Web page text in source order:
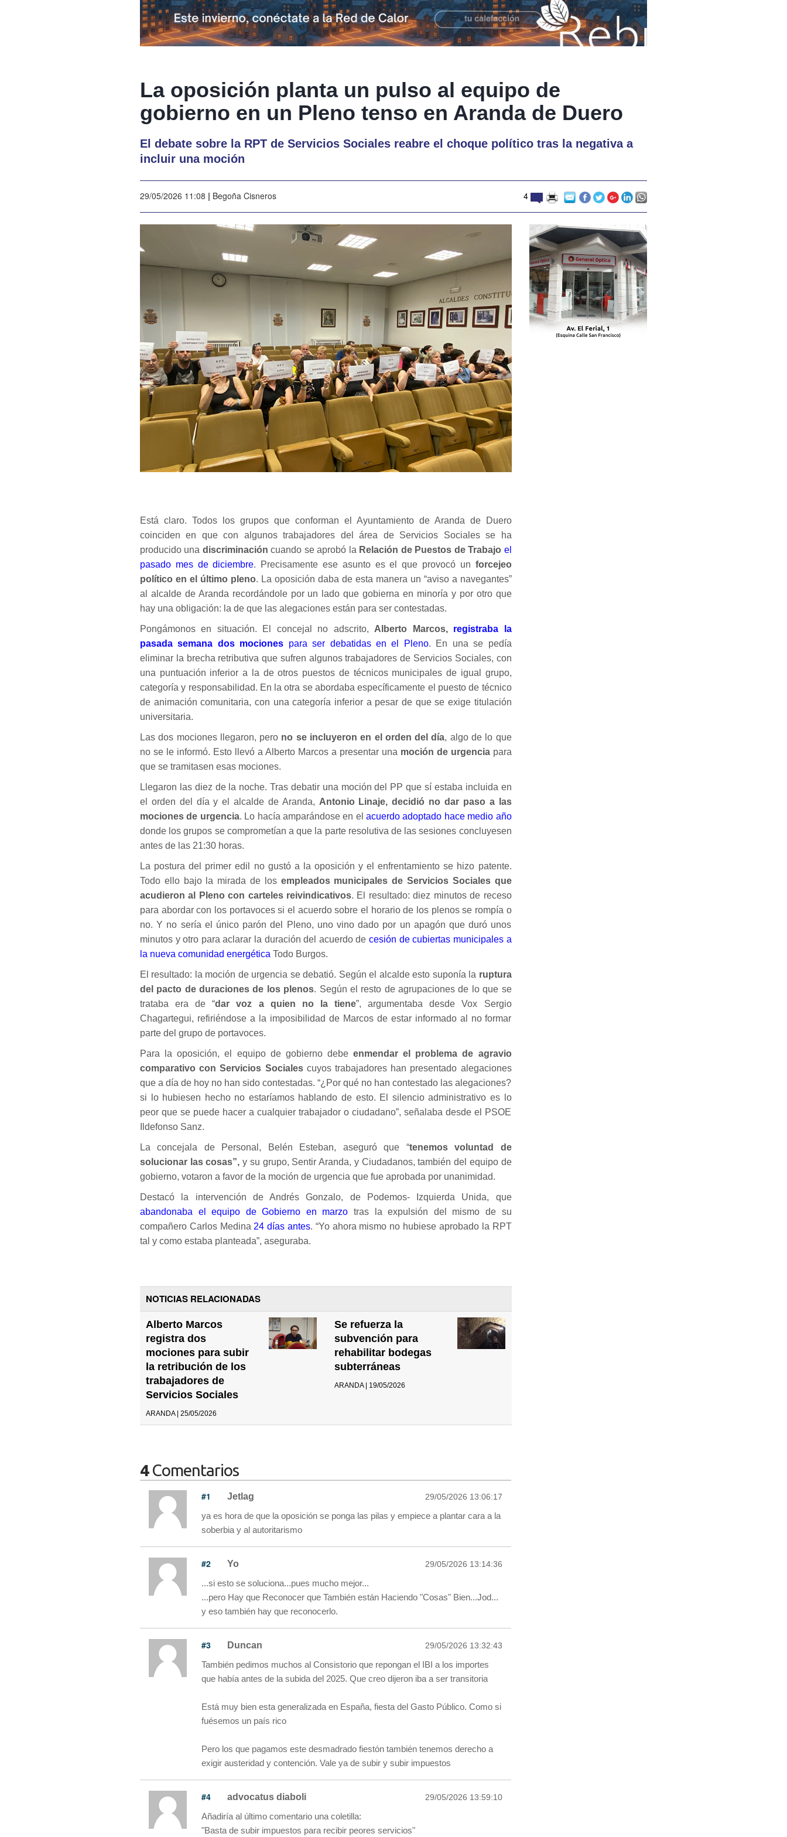
La oposición planta un pulso al equipo de
gobierno en un Pleno tenso en Aranda de Duero
El debate sobre la RPT de Servicios Sociales reabre el choque político tras la negativa a
incluir una moción
29/05/2026 11:08 | Begoña Cisneros 4
Está claro. Todos los grupos que conforman el Ayuntamiento de Aranda de Duero
coinciden en que con algunos trabajadores del área de Servicios Sociales se ha
producido una discriminación cuando se aprobó la Relación de Puestos de Trabajo el
pasado mes de diciembre. Precisamente ese asunto es el que provocó un forcejeo
político en el último pleno. La oposición daba de esta manera un “aviso a navegantes”
al alcalde de Aranda recordándole por un lado que gobierna en minoría y por otro que
hay una obligación: la de que las alegaciones están para ser contestadas.
Pongámonos en situación. El concejal no adscrito, Alberto Marcos, registraba la
pasada semana dos mociones para ser debatidas en el Pleno. En una se pedía
eliminar la brecha retributiva que sufren algunos trabajadores de Servicios Sociales, con
una puntuación inferior a la de otros puestos de técnicos municipales de igual grupo,
categoría y responsabilidad. En la otra se abordaba específicamente el puesto de técnico
de animación comunitaria, con una categoría inferior a pesar de que se exige titulación
universitaria.
Las dos mociones llegaron, pero no se incluyeron en el orden del día, algo de lo que
no se le informó. Esto llevó a Alberto Marcos a presentar una moción de urgencia para
que se tramitasen esas mociones.
Llegaron las diez de la noche. Tras debatir una moción del PP que sí estaba incluida en
el orden del día y el alcalde de Aranda, Antonio Linaje, decidió no dar paso a las
mociones de urgencia. Lo hacía amparándose en el acuerdo adoptado hace medio año
donde los grupos se comprometían a que la parte resolutiva de las sesiones concluyesen
antes de las 21:30 horas.
La postura del primer edil no gustó a la oposición y el enfrentamiento se hizo patente.
Todo ello bajo la mirada de los empleados municipales de Servicios Sociales que
acudieron al Pleno con carteles reivindicativos. El resultado: diez minutos de receso
para abordar con los portavoces si el acuerdo sobre el horario de los plenos se rompía o
no. Y no sería el único parón del Pleno, uno vino dado por un apagón que duró unos
minutos y otro para aclarar la duración del acuerdo decesión de cubiertas municipales a
la nueva comunidad energética Todo Burgos.
El resultado: la moción de urgencia se debatió. Según el alcalde esto suponía la ruptura
del pacto de duraciones de los plenos. Según el resto de agrupaciones de lo que se
trataba era de “dar voz a quien no la tiene”, argumentaba desde Vox Sergio
Chagartegui, refiriéndose a la imposibilidad de Marcos de estar informado al no formar
parte del grupo de portavoces.
Para la oposición, el equipo de gobierno debe enmendar el problema de agravio
comparativo con Servicios Socialescuyos trabajadores han presentado alegaciones
que a día de hoy no han sido contestadas. “¿Por qué no han contestado las alegaciones?
si lo hubiesen hecho no estaríamos hablando de esto. El silencio administrativo es lo
peor que se puede hacer a cualquier trabajador o ciudadano”, señalaba desde el PSOE
Ildefonso Sanz.
La concejala de Personal, Belén Esteban, aseguró que “tenemos voluntad de
solucionar las cosas”, y su grupo, Sentir Aranda, y Ciudadanos, también del equipo de
gobierno, votaron a favor de la moción de urgencia que fue aprobada por unanimidad.
Destacó la intervención de Andrés Gonzalo, de Podemos- Izquierda Unida, que
abandonaba el equipo de Gobierno en marzo tras la expulsión del mismo de su
compañero Carlos Medina 24 días antes. “Yo ahora mismo no hubiese aprobado la RPT
tal y como estaba planteada”, aseguraba.
NOTICIAS RELACIONADAS
Alberto Marcos
registra dos
mociones para subir
la retribución de los
trabajadores de
Servicios Sociales
ARANDA | 25/05/2026
Se refuerza la
subvención para
rehabilitar bodegas
subterráneas
ARANDA | 19/05/2026
4Comentarios
#1 Jetlag 29/05/2026 13:06:17
ya es hora de que la oposición se ponga las pilas y empiece a plantar cara a la
soberbia y al autoritarismo
#2 Yo 29/05/2026 13:14:36
...si esto se soluciona...pues mucho mejor...
...pero Hay que Reconocer que También están Haciendo "Cosas" Bien...Jod...
y eso también hay que reconocerlo.
#3 Duncan 29/05/2026 13:32:43
También pedimos muchos al Consistorio que repongan el IBI a los importes
que había antes de la subida del 2025. Que creo dijeron iba a ser transitoria
Está muy bien esta generalizada en España, fiesta del Gasto Público. Como si
fuésemos un país rico
Pero los que pagamos este desmadrado fiestón también tenemos derecho a
exigir austeridad y contención. Vale ya de subir y subir impuestos
#4 advocatus diaboli 29/05/2026 13:59:10
Añadiría al último comentario una coletilla:
"Basta de subir impuestos para recibir peores servicios"